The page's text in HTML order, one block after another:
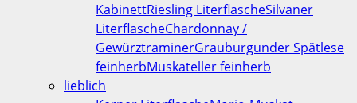
KabinettRiesling LiterflascheSilvaner
LiterflascheChardonnay /
GewürztraminerGrauburgunder Spätlese
feinherbMuskateller feinherb
lieblich